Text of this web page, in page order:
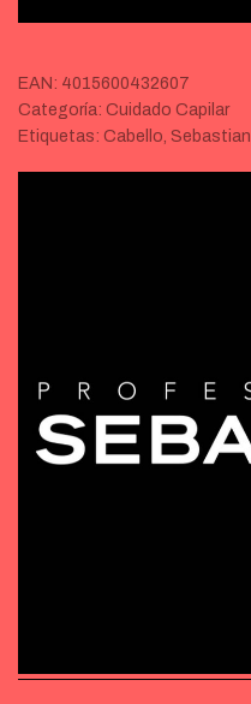
EAN: 4015600432607
Categoría: Cuidado Capilar
Etiquetas: Cabello, Sebastian